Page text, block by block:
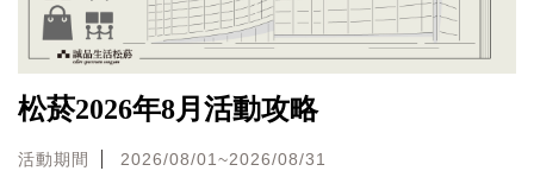
松菸2026年8月活動攻略
活動期間 2026/08/01~2026/08/31